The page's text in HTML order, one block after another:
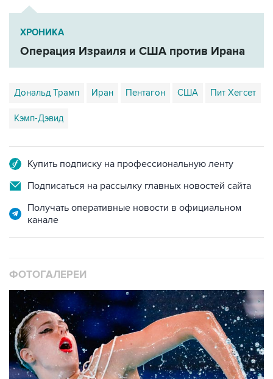
ХРОНИКА
Операция Израиля и США против Ирана
Дональд Трамп Иран Пентагон США Пит Хегсет
Кэмп-Дэвид
Купить подписку на профессиональную ленту
Подписаться на рассылку главных новостей сайта
Получать оперативные новости в официальном
канале
ФОТОГАЛЕРЕИ